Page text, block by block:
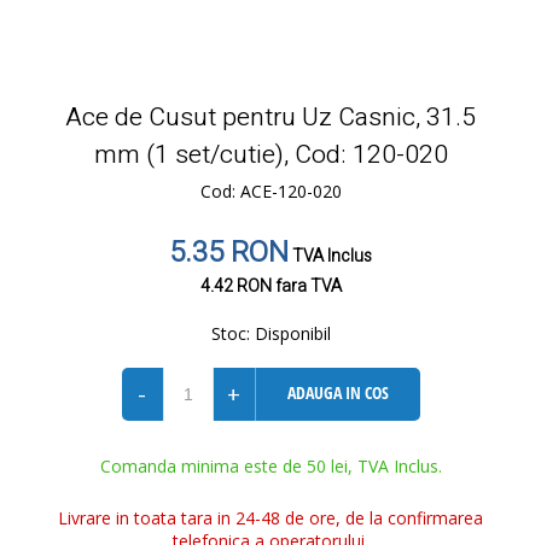
Ace de Cusut pentru Uz Casnic, 31.5
mm (1 set/cutie), Cod: 120-020
Cod: ACE-120-020
5.35 RONTVA Inclus
4.42 RONfara TVA
Stoc: Disponibil
- + ADAUGA IN COS
Comanda minima este de 50 lei, TVA Inclus.
Livrare in toata tara in 24-48 de ore, de la confirmarea